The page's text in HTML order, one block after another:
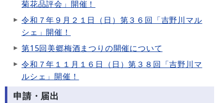
菊花品評会」開催！
令和７年９月２１日（日）第３６回「吉野川マル
シェ」開催！
第15回美郷梅酒まつりの開催について
令和７年１１月１６日（日）第３８回「吉野川マ
ルシェ」開催！
申請・届出